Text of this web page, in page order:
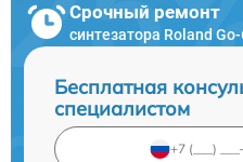
Срочный ремонт
синтезатора Roland
Бесплатная
специалистом